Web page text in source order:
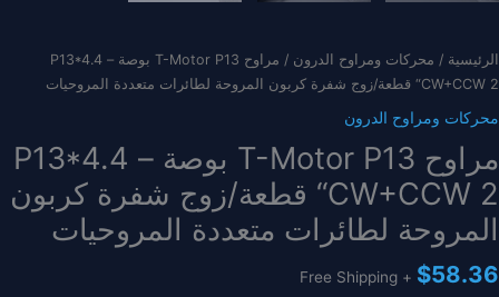
الرئيسية / محركات ومراوح الدرون
/ مراوح T-Motor P13 بوصة – P13*4.4
“CW+CCW 2 قطعة/زوج شفرة كربون المروحة لطائرات متعددة المروحيات
محركات ومراوح الدرون
مراوح T-Motor P13 بوصة – P13*4.4
“CW+CCW 2 قطعة/زوج شفرة كربون
المروحة لطائرات متعددة المروحيات
$58.36
+ Free Shipping